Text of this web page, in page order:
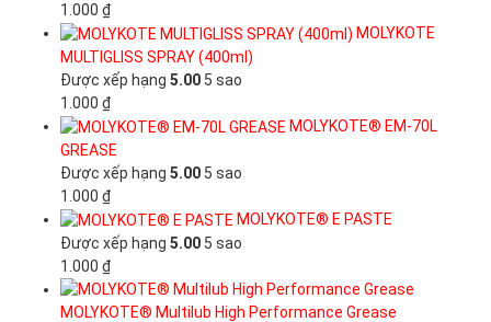
1.000 ₫
MOLYKOTE
MULTIGLISS SPRAY (400ml)
Được xếp hạng 5.00 5 sao
1.000 ₫
MOLYKOTE® EM-70L
GREASE
Được xếp hạng 5.00 5 sao
1.000 ₫
MOLYKOTE® E PASTE
Được xếp hạng 5.00 5 sao
1.000 ₫
MOLYKOTE® Multilub High Performance Grease